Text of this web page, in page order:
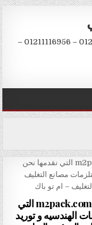
شركة المهندس منسي للتعبئة والتغليف 01211116954 – 01211116956 –
ماكينة اللحام الرأسية موديل m2pack.com CC – 6202 التي
الهندسيه و توريد